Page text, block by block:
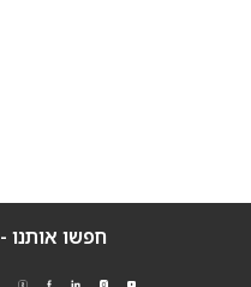
חפשו אותנו -